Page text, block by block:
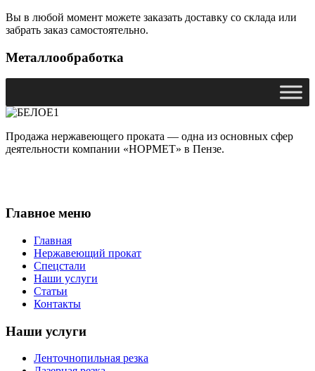
Вы в любой момент можете заказать доставку со склада или
забрать заказ самостоятельно.
Металлообработка
Продажа нержавеющего проката — одна из основных сфер
деятельности компании «НОРМЕТ» в Пензе.
Главное меню
Главная
Нержавеющий прокат
Спецстали
Наши услуги
Статьи
Контакты
Наши услуги
Ленточнопильная резка